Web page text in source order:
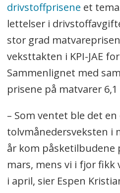
drivstoffprisene et
lettelser i
stor grad
veksttakten i KPI-JAE
Sammenlignet med
prisene på matvarer
– Som ventet ble det
tolvmånedersveksten i
år kom påsketilbudene
mars, mens vi i fjor fikk
i april, sier Espen